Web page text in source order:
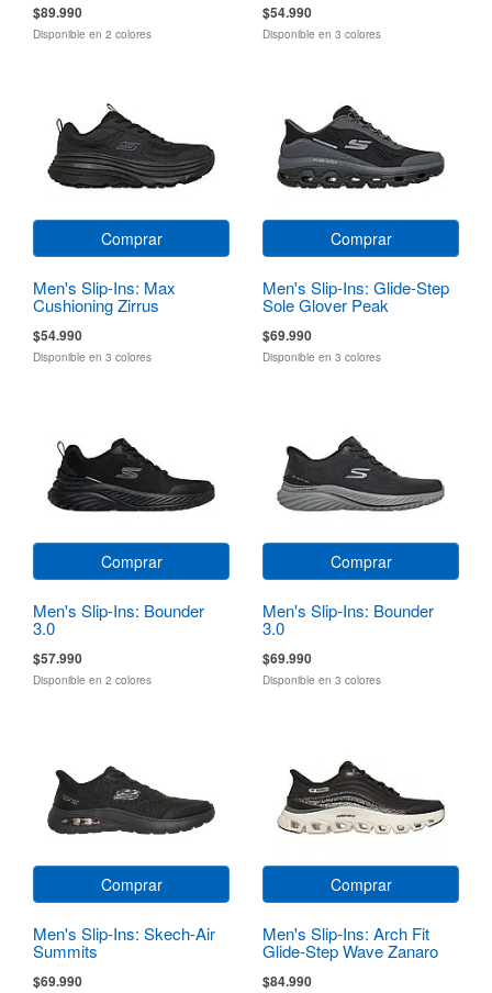
$89.990
Disponible en 2 colores
$54.990
Disponible en 3 colores
Comprar
Men's Slip-Ins: Max
Cushioning Zirrus
Zirrostratus
$54.990
Disponible en 3 colores
Comprar
Men's Slip-Ins: Glide-Step
Sole Glover Peak
$69.990
Disponible en 3 colores
Comprar
Men's Slip-Ins: Bounder
3.0
$57.990
Disponible en 2 colores
Comprar
Men's Slip-Ins: Bounder
3.0
$69.990
Disponible en 3 colores
Comprar
Men's Slip-Ins: Skech-Air
Summits
$69.990
Comprar
Men's Slip-Ins: Arch Fit
Glide-Step Wave Zanaro
$84.990